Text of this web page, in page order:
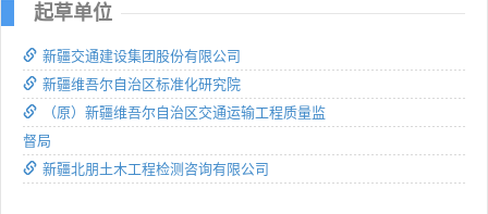
起草单位
新疆交通建设集团股份有限公司
新疆维吾尔自治区标准化研究院
（原）新疆维吾尔自治区交通运输工程质量监
督局
新疆北朋土木工程检测咨询有限公司